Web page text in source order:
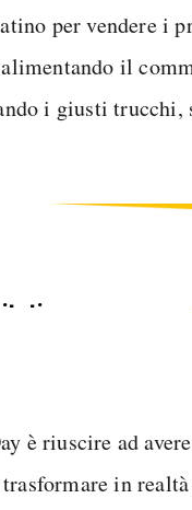
per vendere i
il
i giusti trucchi,
è riuscire ad avere
in